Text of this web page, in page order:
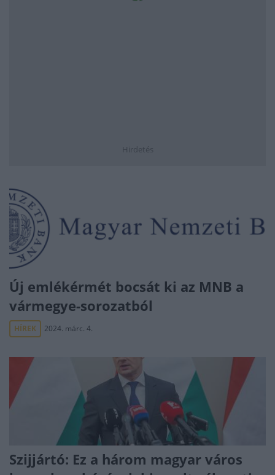
Hirdetés
Új emlékérmét bocsát ki az MNB a
vármegye-sorozatból
HÍREK 2024. márc. 4.
Szijjártó: Ez a három magyar város